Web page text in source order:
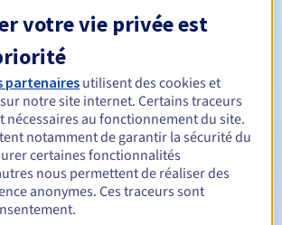
Entre 1 et 10 ans
Entre 1 et 10 ans
votre vie privée est
partenaires utilisent des cookies et
notre site internet. Certains traceurs
nécessaires au fonctionnement du site.
notamment de garantir la sécurité du
certaines fonctionnalités
nous permettent de réaliser des
anonymes. Ces traceurs sont